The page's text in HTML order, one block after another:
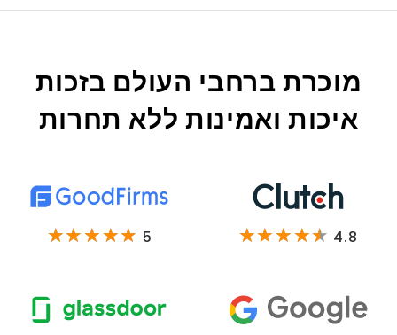
מוכרת ברחבי העולם בזכות
איכות ואמינות ללא תחרות
4.8
5